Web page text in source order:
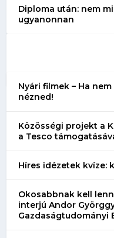
Diploma után: nem
ugyanonnan
Nyári filmek – Ha
nézned!
Közösségi projekt a
a Tesco
Híres idézetek kvíze:
Okosabbnak kell
interjú Andor
Gazdaságtudományi